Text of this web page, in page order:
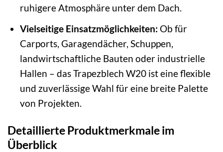
ruhigere Atmosphäre unter dem Dach.
Vielseitige Einsatzmöglichkeiten: Ob für
Carports, Garagendächer, Schuppen,
landwirtschaftliche Bauten oder industrielle
Hallen – das Trapezblech W20 ist eine flexible
und zuverlässige Wahl für eine breite Palette
von Projekten.
Detaillierte Produktmerkmale im
Überblick